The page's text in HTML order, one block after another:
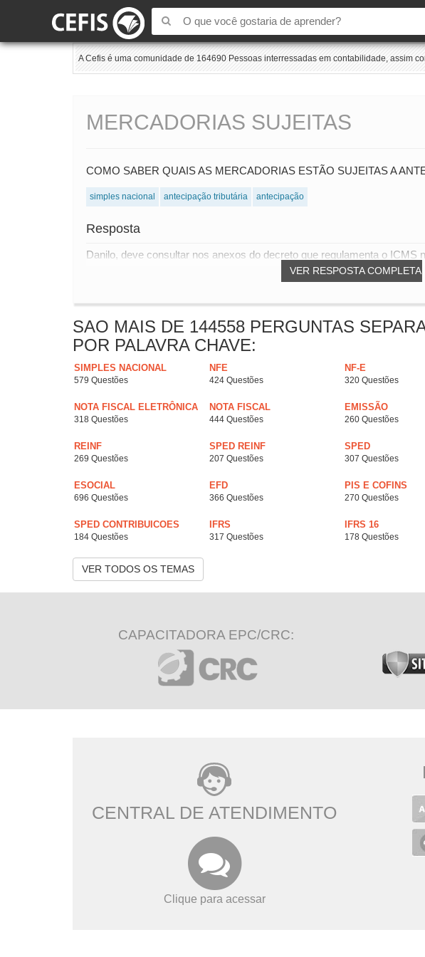
A Cefis é uma comunidade de 164690 Pessoas interressadas em contabilidade, assim
MERCADORIAS SUJEITAS
COMO SABER QUAIS AS MERCADORIAS ESTÃO SUJEITAS A
simples nacional antecipação tributária antecipação
Resposta
VER RESPOSTA COMPLETA
Danilo, deve consultar nos anexos do decreto que regulamenta o ICMS
SAO MAIS DE 144558 PERGUNTAS
POR PALAVRA CHAVE:
SIMPLES NACIONAL
579 Questões
NFE
424 Questões
NF-E
320 Questões
NOTA FISCAL ELETRÔNICA
318 Questões
NOTA FISCAL
444 Questões
EMISSÃO
260 Questões
REINF
269 Questões
SPED REINF
207 Questões
SPED
307 Questões
ESOCIAL
696 Questões
EFD
366 Questões
PIS E COFINS
270 Questões
SPED CONTRIBUICOES
184 Questões
IFRS
317 Questões
IFRS 16
178 Questões
VER TODOS OS TEMAS
CAPACITADORA EPC/CRC:
CENTRAL DE ATENDIMENTO
Clique para acessar